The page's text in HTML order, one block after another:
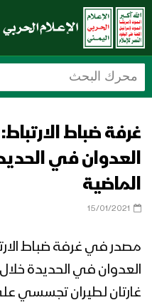
الماضية
15/01/2021
غارتان لطيران تجسسي